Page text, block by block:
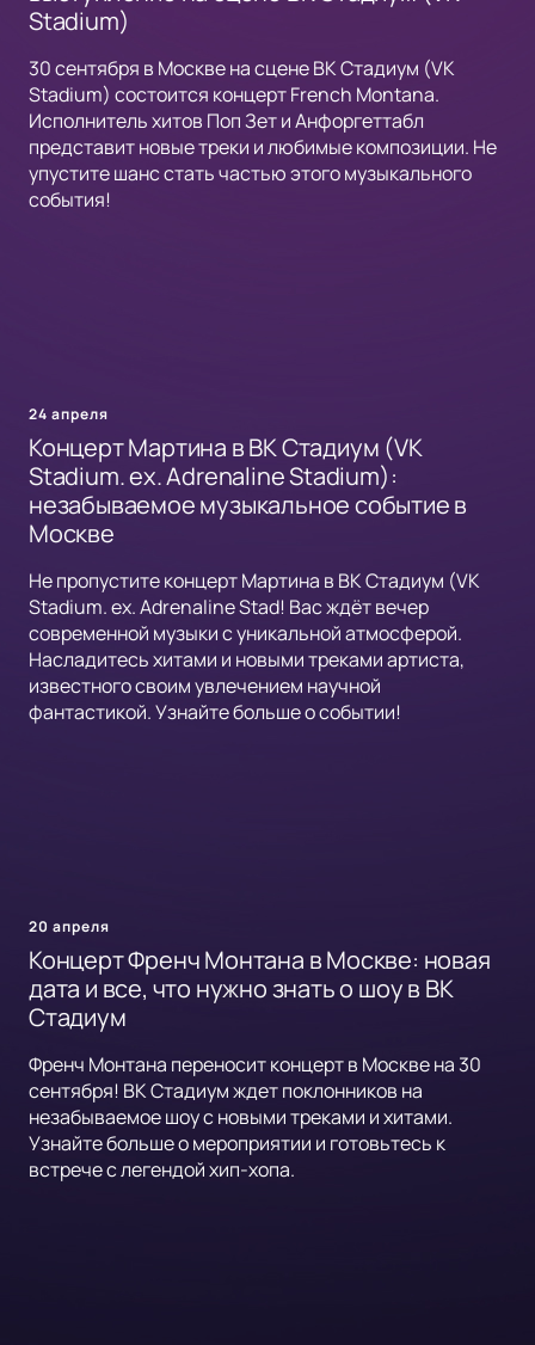
Stadium)
30 сентября в Москве на сцене ВК Стадиум (VK
Stadium) состоится концерт French Montana.
Исполнитель хитов Поп Зет и Анфоргеттабл
представит новые треки и любимые композиции. Не
упустите шанс стать частью этого музыкального
события!
24 апреля
Концерт Мартина в ВК Стадиум (VK
Stadium. ex. Adrenaline Stadium):
незабываемое музыкальное событие в
Москве
Не пропустите концерт Мартина в ВК Стадиум (VK
Stadium. ex. Adrenaline Stad! Вас ждёт вечер
современной музыки с уникальной атмосферой.
Насладитесь хитами и новыми треками артиста,
известного своим увлечением научной
фантастикой. Узнайте больше о событии!
20 апреля
Концерт Френч Монтана в Москве: новая
дата и все, что нужно знать о шоу в ВК
Стадиум
Френч Монтана переносит концерт в Москве на 30
сентября! ВК Стадиум ждет поклонников на
незабываемое шоу с новыми треками и хитами.
Узнайте больше о мероприятии и готовьтесь к
встрече с легендой хип-хопа.